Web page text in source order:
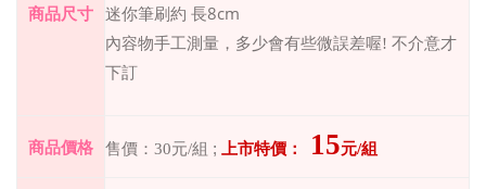
商品尺寸
迷你筆刷約 長8cm
內容物手工測量，多少會有些微誤差喔! 不介意才
下訂
商品價格 售價： 30元/組 ; 上市特價： 15元/組